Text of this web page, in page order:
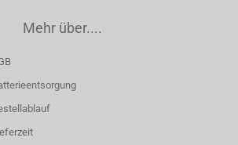
Mehr über....